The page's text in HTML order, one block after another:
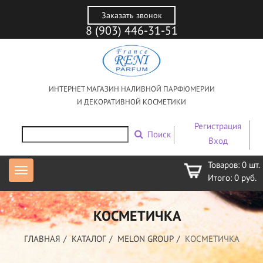
Заказать звонок
8 (903) 446-31-51
ИНТЕРНЕТ МАГАЗИН НАЛИВНОЙ ПАРФЮМЕРИИ
И ДЕКОРАТИВНОЙ КОСМЕТИКИ
Поиск
Регистрация
Вход
Товаров: 0 шт.
Итого: 0 руб.
КОСМЕТИЧКА
ГЛАВНАЯ КАТАЛОГ MELON GROUP КОСМЕТИЧКА